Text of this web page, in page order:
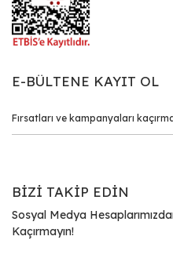
E-BÜLTENE KAYIT OL
BİZİ TAKİP EDİN
Sosyal Medya
Kaçırmayın!